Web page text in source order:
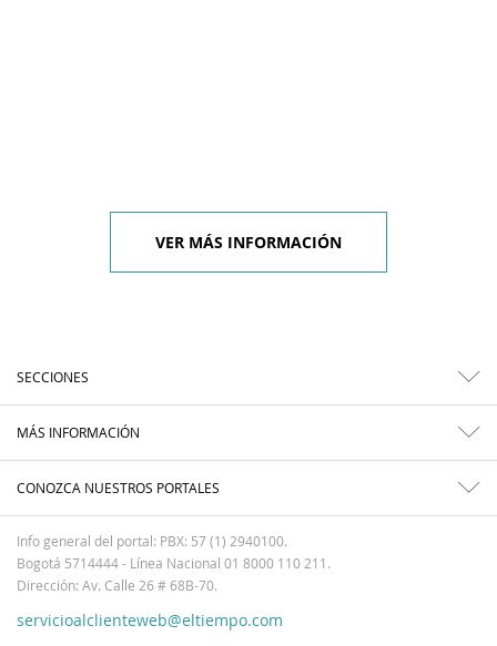
VER MÁS INFORMACIÓN
SECCIONES
MÁS INFORMACIÓN
CONOZCA NUESTROS PORTALES
Info general del portal: PBX: 57 (1) 2940100.
Bogotá 5714444 - Línea Nacional 01 8000 110 211.
Dirección: Av. Calle 26 # 68B-70.
servicioalclienteweb@eltiempo.com